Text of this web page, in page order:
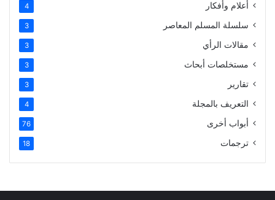
أعلام وأفكار 4
سلسلة المسلم المعاصر 3
مقالات الرأي 3
مستخلصات أبحاث 3
تقارير 3
التعريف بالمجلة 4
أبواب أخرى 76
ترجمات 18